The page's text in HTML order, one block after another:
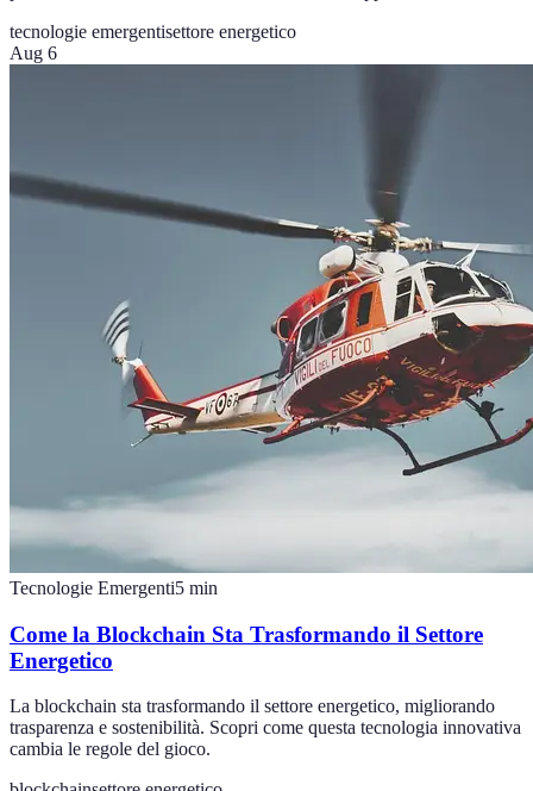
tecnologie emergentisettore energetico
Aug 6
Tecnologie Emergenti5 min
Come la Blockchain Sta Trasformando il Settore
Energetico
La blockchain sta trasformando il settore energetico, migliorando
trasparenza e sostenibilità. Scopri come questa tecnologia innovativa
cambia le regole del gioco.